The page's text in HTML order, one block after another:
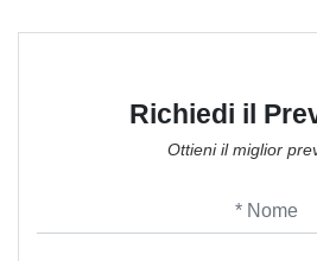
Richiedi il
Ottieni il miglior